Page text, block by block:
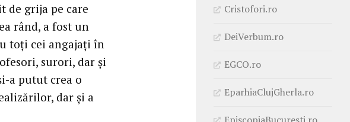
de grija pe care
rând, a fost un
toți cei angajați în
surori, dar și
a putut crea o
dar și a
Cristofori.ro
DeiVerbum.ro
EGCO.ro
EparhiaClujGherla.ro